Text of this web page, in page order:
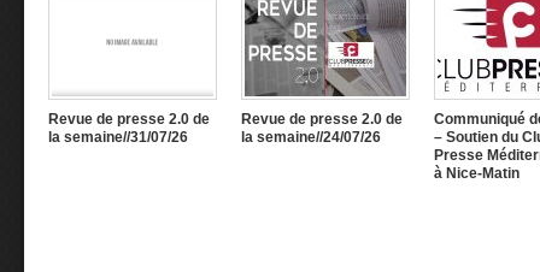
Revue de presse 2.0 de
la semaine//31/07/26
Revue de presse 2.0 de
la semaine//24/07/26
Communiqué
– Soutien du
Presse
à Nice-Matin